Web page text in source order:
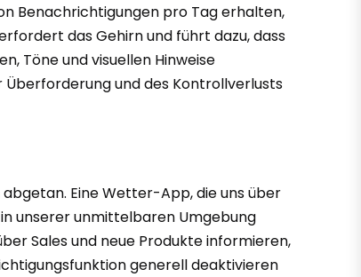
Benachrichtigungen pro Tag erhalten,
das Gehirn und führt dazu, dass
Töne und visuellen Hinweise
und des Kontrollverlusts
Eine Wetter-App, die uns über
unserer unmittelbaren Umgebung
Sales und neue Produkte informieren,
generell deaktivieren